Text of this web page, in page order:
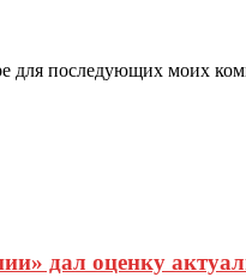
для последующих моих
дал оценку